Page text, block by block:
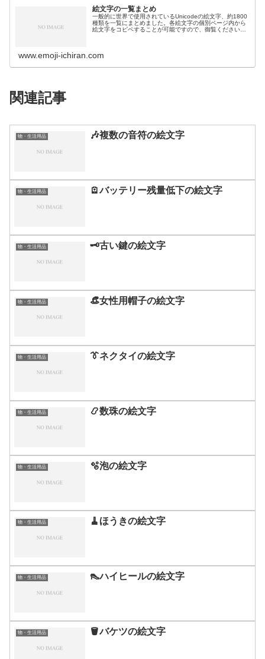
絵文字の一覧まとめ
一般的に世界で使用されているUnicodeの絵文字、約1800
種類を一覧にまとめました。各絵文字の個別ページ内から
絵文字をコピペすることが可能ですので、御覧ください。
www.emoji-ichiran.com
関連記事
物・生活用品 🎶複数の音符の絵文字
物・生活用品 🪫バッテリー残量低下の絵文字
物・生活用品 🗝️古い鍵の絵文字
物・生活用品 👒女性用帽子の絵文字
物・生活用品 👔ネクタイの絵文字
物・生活用品 📿数珠の絵文字
物・生活用品 🫧泡の絵文字
物・生活用品 🧹ほうきの絵文字
物・生活用品 👠ハイヒールの絵文字
物・生活用品 🪣バケツの絵文字